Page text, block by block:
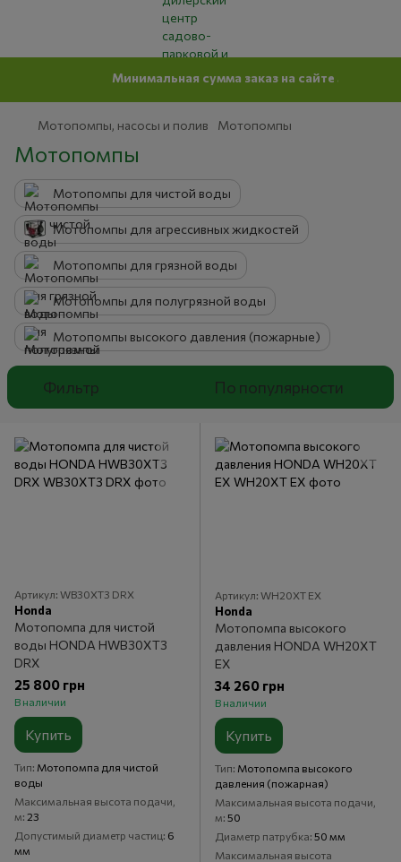
Минимальная сумма заказ на сайте 500 грн
Мотопомпы, насосы и полив Мотопомпы
Мотопомпы
Мотопомпы для чистой воды
Мотопомпы для агрессивных жидкостей
Мотопомпы для грязной воды
Мотопомпы для полугрязной воды
Мотопомпы высокого давления (пожарные)
Фильтр По популярности
Артикул: WB30XT3 DRX
Honda
Мотопомпа для чистой
воды HONDA HWB30XT3
DRX
25 800 грн
В наличии
Купить
Тип Мотопомпа для чистой
воды
Максимальная высота подачи,
м 23
Допустимый диаметр частиц 6
мм
Артикул: WH20XT EX
Honda
Мотопомпа высокого
давления HONDA WH20XT
EX
34 260 грн
В наличии
Купить
Тип Мотопомпа высокого
давления (пожарная)
Максимальная высота подачи,
м 50
Диаметр патрубка 50 мм
Максимальная высота